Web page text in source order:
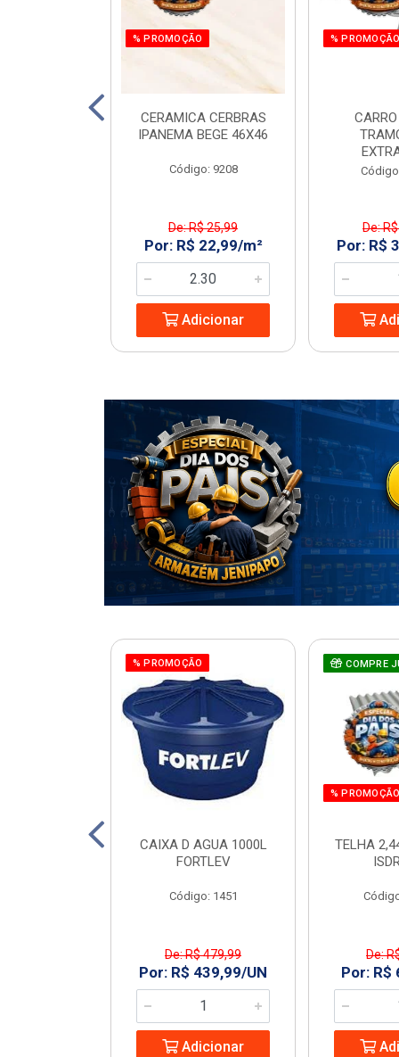
% PROMOÇÃO
CERAMICA CERBRAS
IPANEMA BEGE 46X46
Código: 9208
De: R$ 25,99
Por: R$ 22,99/m²
Adicionar
%
De:
Por: R$
% PROMOÇÃO
CAIXA D AGUA 1000L
FORTLEV
Código: 1451
De: R$ 479,99
Por: R$ 439,99/UN
Adicionar
COMPRE
%
TELHA
De:
Por: R$